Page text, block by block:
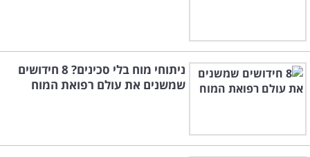
ניתוחי מוח בלי סכינים? 8 חידושים
שמשנים את עולם רפואת המוח